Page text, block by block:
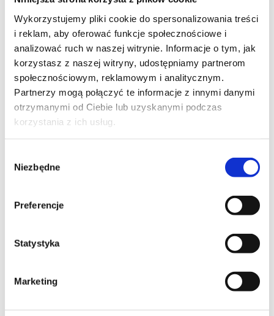
Wykorzystujemy pliki cookie do spersonalizowania treści
i reklam, aby oferować funkcje społecznościowe i
analizować ruch w naszej witrynie. Informacje o tym, jak
korzystasz z naszej witryny, udostępniamy partnerom
społecznościowym, reklamowym i analitycznym.
Partnerzy mogą połączyć te informacje z innymi danymi
otrzymanymi od Ciebie lub uzyskanymi podczas
korzystania z ich usług.
zgody
Niezbędne
Preferencje
Statystyka
Marketing
TELEFON KONTAKTOWY*
EMAIL*